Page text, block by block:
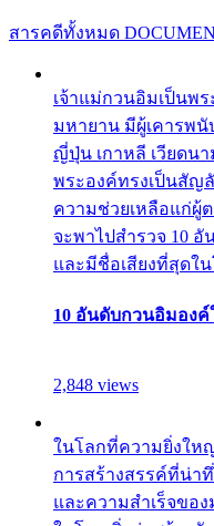
สารคดีทั้งหมด
เจ้าแม่กวนอิมเป็นพ
มหายาน มีผู้เคารพนั
ญี่ปุ่น เกาหลี เวียดน
พระองค์ทรงเป็นสัญ
ความช่วยเหลือแก่ผู้
จะพาไปสำรวจ 10
และมีชื่อเสียงที่สุดใ
10 อันดับกวนอิมอง
2,848 views
ในโลกที่ความยิ่งให
การสร้างสรรค์ที่น่า
และความสำเร็จข